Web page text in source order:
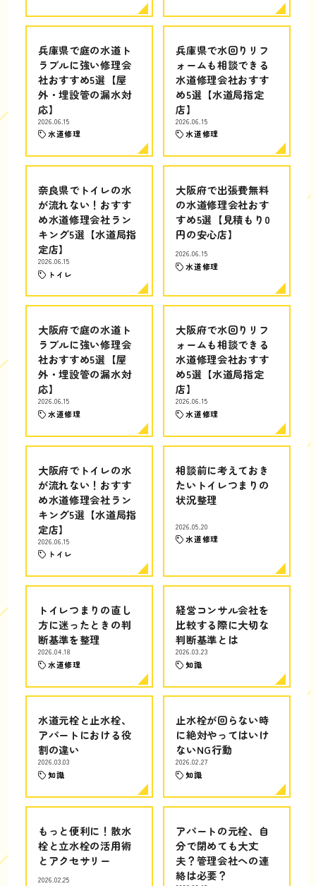
兵庫県で庭の水道ト
ラブルに強い修理会
社おすすめ5選【屋
外・埋設管の漏水対
応】
2026.06.15
水道修理
兵庫県で水回りリフ
ォームも相談できる
水道修理会社おすす
め5選【水道局指定
店】
2026.06.15
水道修理
奈良県でトイレの水
が流れない！おすす
め水道修理会社ラン
キング5選【水道局指
定店】
2026.06.15
トイレ
大阪府で出張費無料
の水道修理会社おす
すめ5選【見積もり0
円の安心店】
2026.06.15
水道修理
大阪府で庭の水道ト
ラブルに強い修理会
社おすすめ5選【屋
外・埋設管の漏水対
応】
2026.06.15
水道修理
大阪府で水回りリフ
ォームも相談できる
水道修理会社おすす
め5選【水道局指定
店】
2026.06.15
水道修理
大阪府でトイレの水
が流れない！おすす
め水道修理会社ラン
キング5選【水道局指
定店】
2026.06.15
トイレ
相談前に考えておき
たいトイレつまりの
状況整理
2026.05.20
水道修理
トイレつまりの直し
方に迷ったときの判
断基準を整理
2026.04.18
水道修理
経営コンサル会社を
比較する際に大切な
判断基準とは
2026.03.23
知識
水道元栓と止水栓、
アパートにおける役
割の違い
2026.03.03
知識
止水栓が回らない時
に絶対やってはいけ
ないNG行動
2026.02.27
知識
もっと便利に！散水
栓と立水栓の活用術
とアクセサリー
2026.02.25
アパートの元栓、自
分で閉めても大丈
夫？管理会社への連
絡は必要？